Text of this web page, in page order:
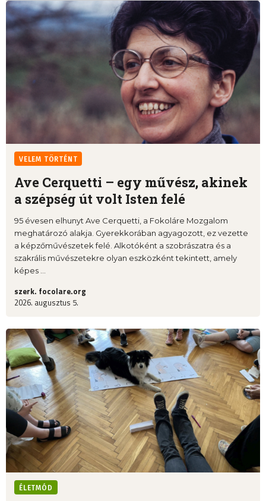
VELEM TÖRTÉNT
Ave Cerquetti – egy művész, akinek
a szépség út volt Isten felé
95 évesen elhunyt Ave Cerquetti, a Fokoláre Mozgalom
meghatározó alakja. Gyerekkorában agyagozott, ez vezette
a képzőművészetek felé. Alkotóként a szobrászatra és a
szakrális művészetekre olyan eszközként tekintett, amely
képes ...
szerk. focolare.org
2026. augusztus 5.
ÉLETMÓD